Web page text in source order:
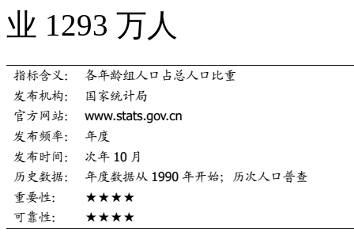
业 1293 万人